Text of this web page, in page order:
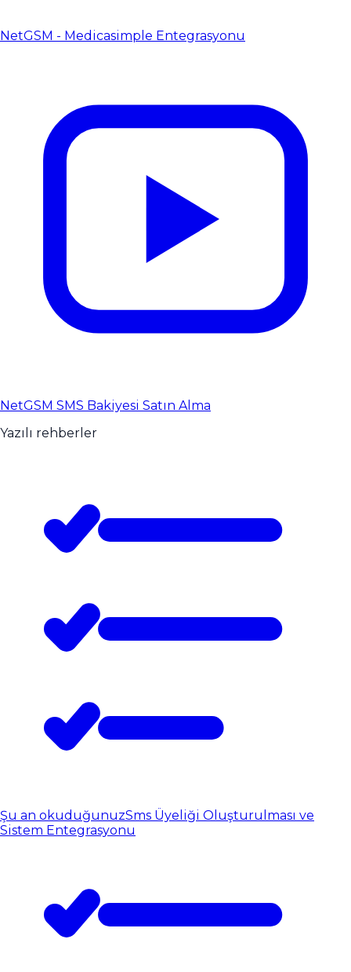
NetGSM - Medicasimple Entegrasyonu
NetGSM SMS Bakiyesi Satın Alma
Yazılı rehberler
Şu an okuduğunuzSms Üyeliği Oluşturulması ve
Sistem Entegrasyonu